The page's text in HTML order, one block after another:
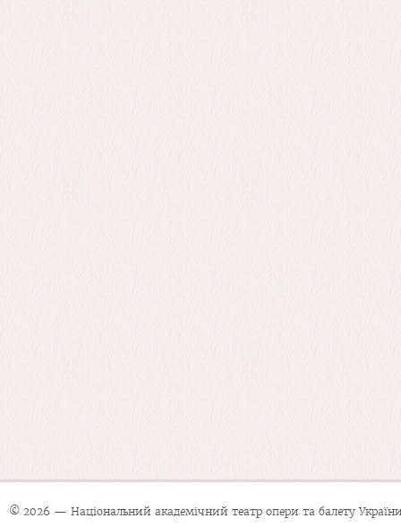
© 2026 — Національний академічний театр опери та балету